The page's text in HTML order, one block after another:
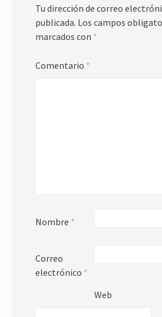
Tu dirección de correo
publicada. Los campos
marcados con *
Comentario *
Nombre *
Correo
electrónico *
Web